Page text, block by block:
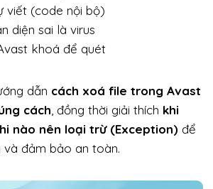
viết (code nội bộ)
diện sai là virus
khoá để quét
dẫn cách xoá file trong Avast
cách , đồng thời giải thích khi
nào nên loại trừ (Exception) để
và đảm bảo an toàn.